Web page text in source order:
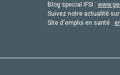
Blog special IFSI :
Suivez notre actualité
Site d'emploi en santé :